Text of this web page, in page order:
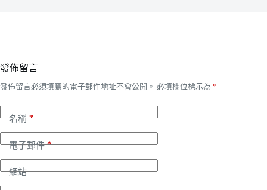
發佈留言
發佈留言必須填寫的電子郵件地址不會公開。 必填欄位標示為 *
名稱*
電子郵件*
網站